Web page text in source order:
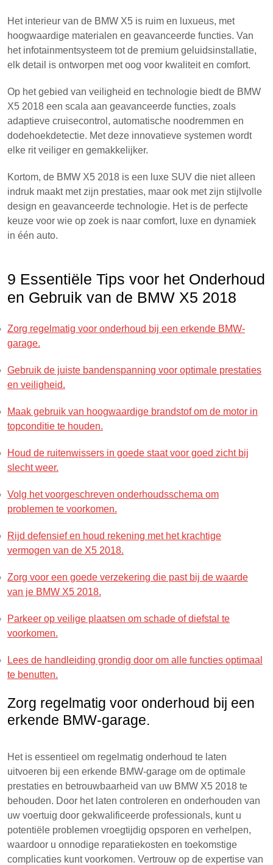
Het interieur van de BMW X5 is ruim en luxueus, met
hoogwaardige materialen en geavanceerde functies. Van
het infotainmentsysteem tot de premium geluidsinstallatie,
elk detail is ontworpen met oog voor kwaliteit en comfort.
Op het gebied van veiligheid en technologie biedt de BMW
X5 2018 een scala aan geavanceerde functies, zoals
adaptieve cruisecontrol, automatische noodremmen en
dodehoekdetectie. Met deze innovatieve systemen wordt
elke rit veiliger en gemakkelijker.
Kortom, de BMW X5 2018 is een luxe SUV die niet alleen
indruk maakt met zijn prestaties, maar ook met zijn stijlvolle
design en geavanceerde technologie. Het is de perfecte
keuze voor wie op zoek is naar comfort, luxe en dynamiek
in één auto.
9 Essentiële Tips voor het Onderhoud
en Gebruik van de BMW X5 2018
Zorg regelmatig voor onderhoud bij een erkende BMW-
garage.
Gebruik de juiste bandenspanning voor optimale prestaties
en veiligheid.
Maak gebruik van hoogwaardige brandstof om de motor in
topconditie te houden.
Houd de ruitenwissers in goede staat voor goed zicht bij
slecht weer.
Volg het voorgeschreven onderhoudsschema om
problemen te voorkomen.
Rijd defensief en houd rekening met het krachtige
vermogen van de X5 2018.
Zorg voor een goede verzekering die past bij de waarde
van je BMW X5 2018.
Parkeer op veilige plaatsen om schade of diefstal te
voorkomen.
Lees de handleiding grondig door om alle functies optimaal
te benutten.
Zorg regelmatig voor onderhoud bij een
erkende BMW-garage.
Het is essentieel om regelmatig onderhoud te laten
uitvoeren bij een erkende BMW-garage om de optimale
prestaties en betrouwbaarheid van uw BMW X5 2018 te
behouden. Door het laten controleren en onderhouden van
uw voertuig door gekwalificeerde professionals, kunt u
potentiële problemen vroegtijdig opsporen en verhelpen,
waardoor u onnodige reparatiekosten en toekomstige
complicaties kunt voorkomen. Vertrouw op de expertise van